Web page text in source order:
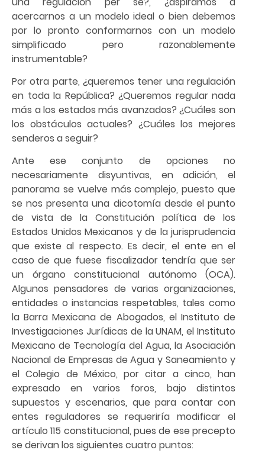
acercarnos a un modelo ideal o bien debemos
por lo pronto conformarnos con un modelo
simplificado pero razonablemente
instrumentable?
Por otra parte, ¿queremos tener una regulación
en toda la República? ¿Queremos regular nada
más a los estados más avanzados? ¿Cuáles son
los obstáculos actuales? ¿Cuáles los mejores
senderos a seguir?
Ante ese conjunto de opciones no
necesariamente disyuntivas, en adición, el
panorama se vuelve más complejo, puesto que
se nos presenta una dicotomía desde el punto
de vista de la Constitución política de los
Estados Unidos Mexicanos y de la jurisprudencia
que existe al respecto. Es decir, el ente en el
caso de que fuese fiscalizador tendría que ser
un órgano constitucional autónomo (OCA).
Algunos pensadores de varias organizaciones,
entidades o instancias respetables, tales como
la Barra Mexicana de Abogados, el Instituto de
Investigaciones Jurídicas de la UNAM, el Instituto
Mexicano de Tecnología del Agua, la Asociación
Nacional de Empresas de Agua y Saneamiento y
el Colegio de México, por citar a cinco, han
expresado en varios foros, bajo distintos
supuestos y escenarios, que para contar con
entes reguladores se requeriría modificar el
artículo 115 constitucional, pues de ese precepto
se derivan los siguientes cuatro puntos: